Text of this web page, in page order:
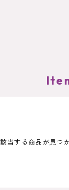
該当する商品が見つ